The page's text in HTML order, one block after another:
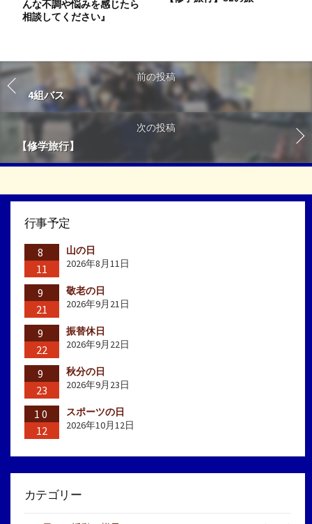
んな不調や悩みを感じたら
相談してください』
前の投稿
4組バス
次の投稿
【修学旅行】
行事予定
8
11
山の日
2026年8月11日
9
21
敬老の日
2026年9月21日
9
22
振替休日
2026年9月22日
9
23
秋分の日
2026年9月23日
10
12
スポーツの日
2026年10月12日
カテゴリー